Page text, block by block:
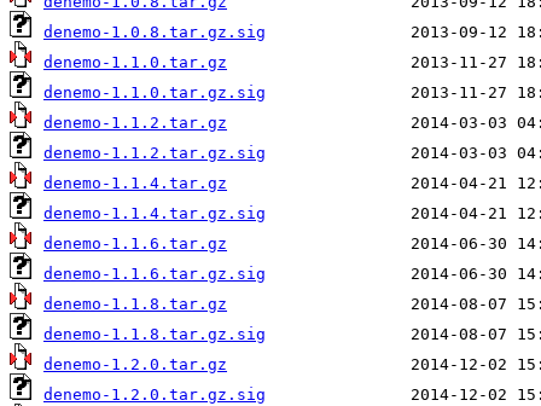
denemo-1.0.8.tar.gz.sig
denemo-1.1.0.tar.gz
denemo-1.1.0.tar.gz.sig
denemo-1.1.2.tar.gz
denemo-1.1.2.tar.gz.sig
denemo-1.1.4.tar.gz
denemo-1.1.4.tar.gz.sig
denemo-1.1.6.tar.gz
denemo-1.1.6.tar.gz.sig
denemo-1.1.8.tar.gz
denemo-1.1.8.tar.gz.sig
denemo-1.2.0.tar.gz
denemo-1.2.0.tar.gz.sig